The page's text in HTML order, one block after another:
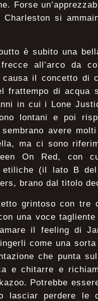
Forse
si
è subito una
all’arco da
causa il concetto di
frattempo di acqua
in cui i Lone
lontani e poi
avere
ma ci sono
On Red, con
etiliche (il lato B
brano dal titolo
grintoso con
una voce
il feeling di
come una
che punta
e chitarre e
Potrebbe
lasciar perdere le